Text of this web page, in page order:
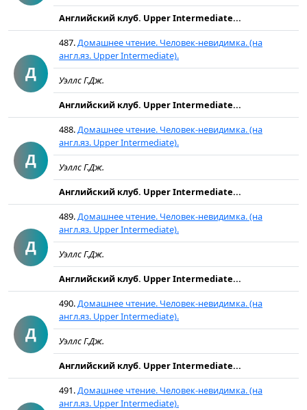
Английский клуб. Upper Intermediate...
Д
487.Домашнее чтение. Человек-невидимка. (на
англ.яз. Upper Intermediate).
Уэллс Г.Дж.
Английский клуб. Upper Intermediate...
Д
488.Домашнее чтение. Человек-невидимка. (на
англ.яз. Upper Intermediate).
Уэллс Г.Дж.
Английский клуб. Upper Intermediate...
Д
489.Домашнее чтение. Человек-невидимка. (на
англ.яз. Upper Intermediate).
Уэллс Г.Дж.
Английский клуб. Upper Intermediate...
Д
490.Домашнее чтение. Человек-невидимка. (на
англ.яз. Upper Intermediate).
Уэллс Г.Дж.
Английский клуб. Upper Intermediate...
491.Домашнее чтение. Человек-невидимка. (на
англ.яз. Upper Intermediate).